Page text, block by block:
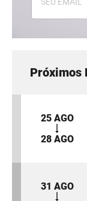
Próximos
25 AGO
28 AGO
31 AGO